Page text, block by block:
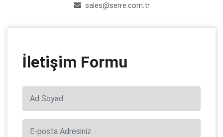
sales@serre.com.tr
İletişim Formu